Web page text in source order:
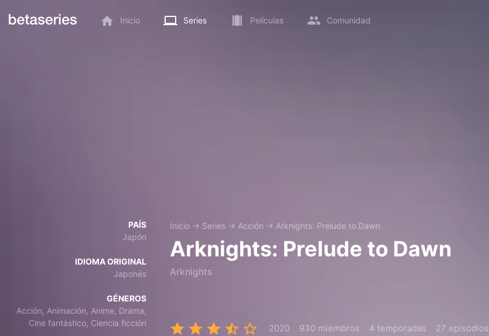
Inicio Series Películas Comunidad
PAÍS
Japón
IDIOMA ORIGINAL
Japonés
GÉNEROS
Acción, Animación, Anime, Drama,
Cine fantástico, Ciencia ficción
Inicio → Series → Acción → Arknights: Prelude to Dawn
Arknights: Prelude to Dawn
Arknights
2020 930 miembros 4 temporadas 27 episodios